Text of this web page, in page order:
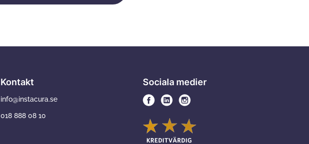
Kontakt
info@instacura.se
018 888 08 10
Sociala medier